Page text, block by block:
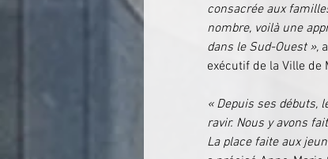
consacrée aux
nombre, voilà une
dans le Sud-Ouest »,
exécutif de la Ville de
« Depuis ses débuts,
ravir. Nous y avons
La place faite aux